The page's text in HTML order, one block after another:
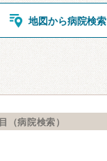
地図から病院検索
（病院検索）